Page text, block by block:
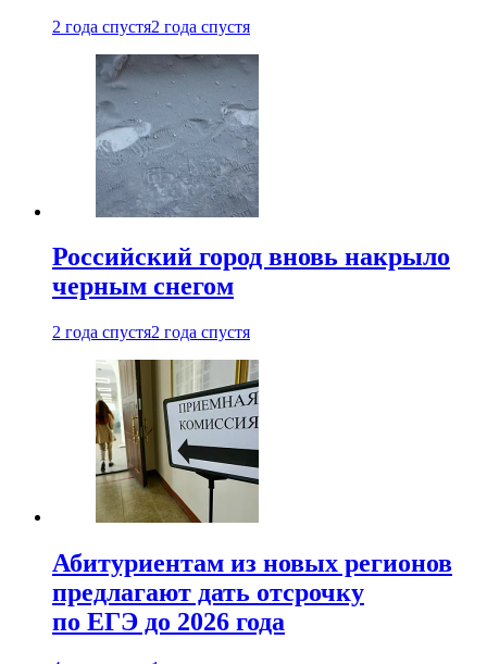
2 года спустя2 года спустя
Российский город вновь накрыло
черным снегом
2 года спустя2 года спустя
Абитуриентам из новых регионов
предлагают дать отсрочку
по ЕГЭ до 2026 года